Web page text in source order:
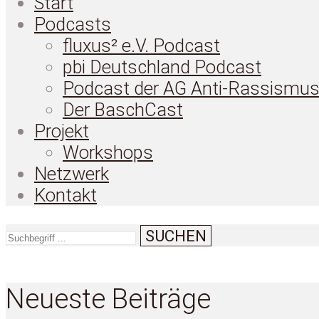
Podcasts
fluxus² e.V. Podcast
pbi Deutschland Podcast
Podcast der AG Anti-Rassismus
Der BaschCast
Projekt
Workshops
Netzwerk
Kontakt
SUCHEN
Neueste Beiträge